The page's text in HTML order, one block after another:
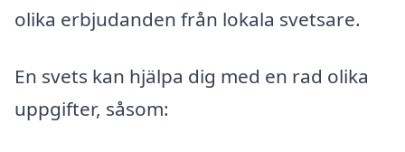
olika erbjudanden från lokala svetsare.
En svets kan hjälpa dig med en rad olika
uppgifter, såsom: